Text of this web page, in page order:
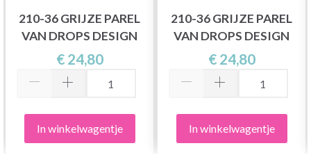
210-36 GRIJZE PAREL
VAN DROPS DESIGN
€ 24,80
In winkelwagentje
210-36 GRIJZE PAREL
VAN DROPS DESIGN
€ 24,80
In winkelwagentje